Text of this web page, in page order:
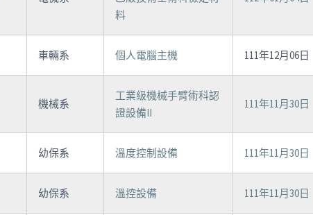
料
車輛系 個人電腦主機 111年12月06日
機械系
工業級機械手臂術科認
證設備II
111年11月30日
幼保系 溫度控制設備 111年11月30日
幼保系 溫控設備 111年11月30日